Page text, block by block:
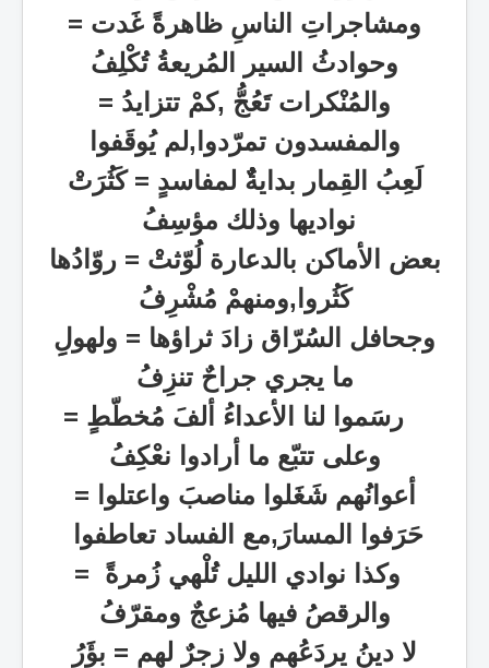
ومشاجراتِ الناسِ ظاهرةً غَدت =
وحوادثُ السير المُريعةُ تُكْلِفُ
والمُنْكرات تَعُجُّ ,كمْ تتزايدُ =
والمفسدون تمرّدوا,لم يُوقَفوا
لَعِبُ القِمار بدايةٌٌٌ لمفاسدٍ = كَثُرَتْ
نواديها وذلك مؤسِفُ
بعض الأماكن بالدعارة لُوّثتْ =روّادُها
كَثُروا,ومنهمْ مُشْرِفُ
وجحافل السُرّاق زادَ ثراؤها = ولهولِِ
ما يجري جراحٌ تنزِفُ
رسَموا لنا الأعداءُ ألفَ مُخطّطٍ =
وعلى تتبّع ما أرادوا نعْكِفُ
أعوانُهم شَغَلوا مناصبَ واعتلوا =
حَرَفوا المسارَ,مع الفساد تعاطفوا
وكذا نوادي الليل تُلْهي زُمرةً =
والرقصُ فيها مُزعجٌ ومقرّفُ
لا دينُ يردَعُهم ولا زجرٌ لهم = بؤَرُ